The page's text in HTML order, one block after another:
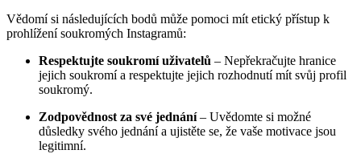
Vědomí si následujících bodů může pomoci mít etický přístup k
prohlížení soukromých Instagramů:
Respektujte soukromí uživatelů – Nepřekračujte hranice
jejich soukromí a respektujte jejich rozhodnutí mít svůj profil
soukromý.
Zodpovědnost za své jednání– Uvědomte si možné
důsledky svého jednání a ujistěte se, že vaše motivace jsou
legitimní.